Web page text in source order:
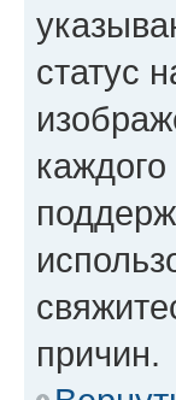
статус
причин.